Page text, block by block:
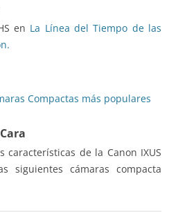
en La Línea del Tiempo de las
Compactas más populares
características de la Canon IXUS
siguientes cámaras compacta